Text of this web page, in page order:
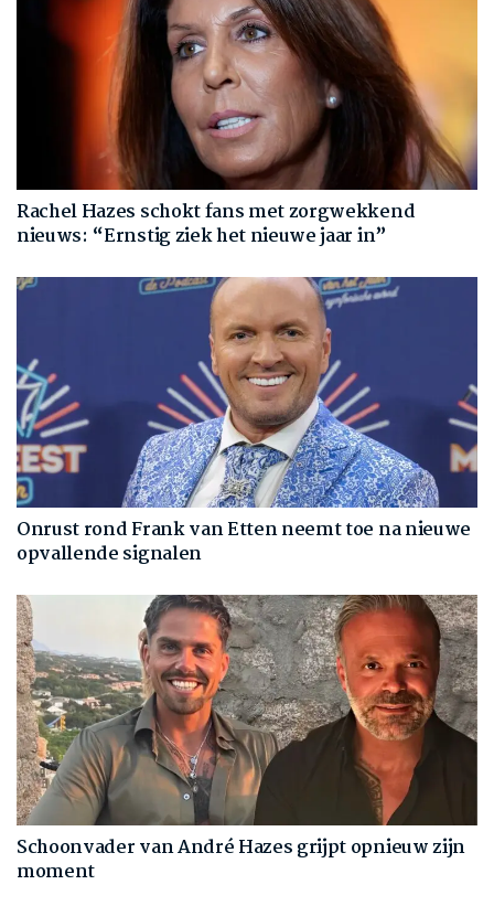
Rachel Hazes schokt fans met zorgwekkend
nieuws: “Ernstig ziek het nieuwe jaar in”
Onrust rond Frank van Etten neemt toe na nieuwe
opvallende signalen
Schoonvader van André Hazes grijpt opnieuw zijn
moment